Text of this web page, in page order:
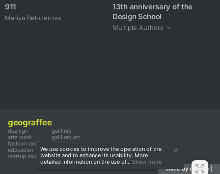
911
Mariya Belozerova
13th anniversary of the
Design School
Multiple Authors
geograffee
deziiign
artz work
fashion deziiign
education
startup incubator
gallllery
gallllery.art
kiiids.art
made by mediiia |
We use cookies to improve the operation of the
website and to enhance its usability. More
detailed information on the use of... Show more